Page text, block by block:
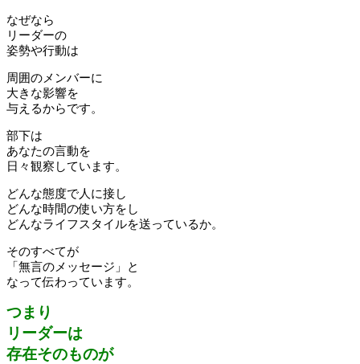
なぜなら
リーダーの
姿勢や行動は
周囲のメンバーに
大きな影響を
与えるからです。
部下は
あなたの言動を
日々観察しています。
どんな態度で人に接し
どんな時間の使い方をし
どんなライフスタイルを送っているか。
そのすべてが
「無言のメッセージ」と
なって伝わっています。
つまり
リーダーは
存在そのものが